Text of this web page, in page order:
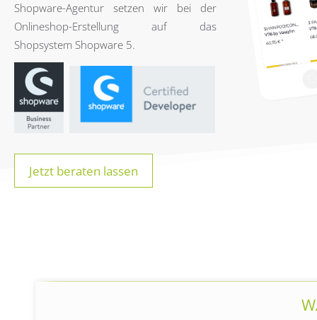
Shopware-Agentur setzen wir bei der
Onlineshop-Erstellung auf das
Shopsystem Shopware 5.
Jetzt beraten lassen